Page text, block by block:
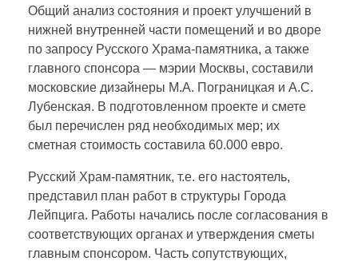
Общий анализ состояния и проект улучшений в
нижней внутренней части помещений и во дворе
по запросу Русского Храма-памятника, а также
главного спонсора — мэрии Москвы, составили
московские дизайнеры М.А. Пограницкая и А.С.
Лубенская. В подготовленном проекте и смете
был перечислен ряд необходимых мер; их
сметная стоимость составила 60.000 евро.
Русский Храм-памятник, т.е. его настоятель,
представил план работ в структуры Города
Лейпцига. Работы начались после согласования в
соответствующих органах и утверждения сметы
главным спонсором. Часть сопутствующих,